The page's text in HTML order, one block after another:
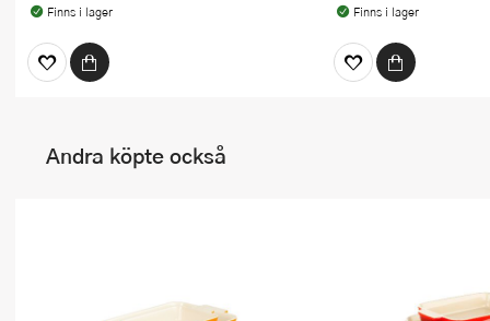
Finns i lager Finns i lager
Andra köpte också